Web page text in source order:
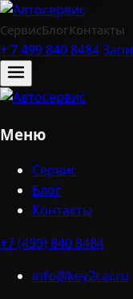
СервисБлогКонтакты
+ 7 499 840 8484
Меню
Сервис
Блог
Контакты
+7 (499) 840 8484
info@key2car.ru